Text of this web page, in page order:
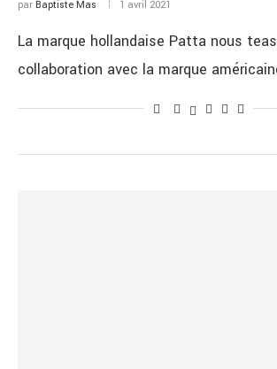
par Baptiste Mas 1 avril 2021
La marque hollandaise Patta nous
collaboration avec la marque